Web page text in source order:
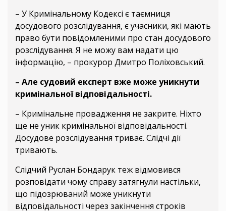
– У Кримінальному Кодексі є таємниця
досудового розслідування, є учасники, які мають
право бути повідомленими про стан досудового
розслідування. Я не можу вам надати цю
інформацію, – прокурор Дмитро Поліховський.
– Але судовий експерт вже може уникнути
кримінальної відповідальності.
– Кримінальне провадження не закрите. Ніхто
ще не уник кримінальної відповідальності.
Досудове розслідування триває. Слідчі дії
тривають.
Слідчий Руслан Бондарук теж відмовився
розповідати чому справу затягнули настільки,
що підозрюваний може уникнути
відповідальності через закінчення строків